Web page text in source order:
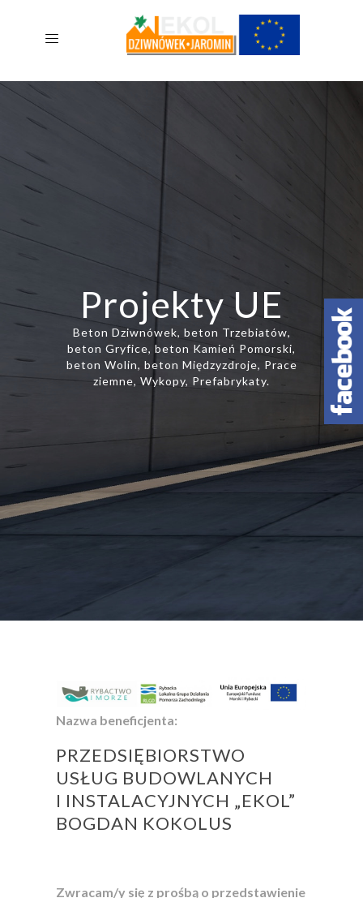
Projekty UE
Beton Dziwnówek, beton Trzebiatów,
beton Gryfice, beton Kamień Pomorski,
beton Wolin, beton Międzyzdroje, Prace
ziemne, Wykopy, Prefabrykaty.
Nazwa beneficjenta:
PRZEDSIĘBIORSTWO
USŁUG BUDOWLANYCH
I INSTALACYJNYCH „EKOL”
BOGDAN KOKOLUS
Zwracam/y się z prośbą o przedstawienie